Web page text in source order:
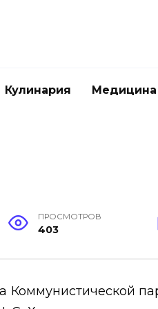
Кулинария Медицина
ПРОСМОТРОВ
403
Коммунистической